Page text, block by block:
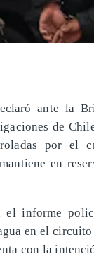
ante la
de
por el
en
el informe
en el
con la